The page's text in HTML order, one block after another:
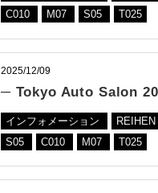
C010
M07 S05 T025
2025/12/09
─ Tokyo Auto Salon
インフォメーション
S05
C010 M07 T025